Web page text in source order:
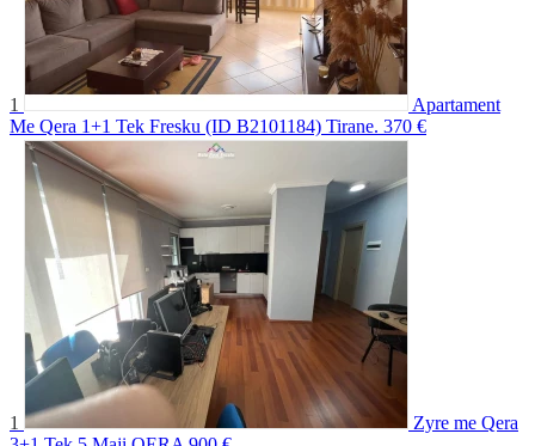
1
Apartament
Me Qera 1+1 Tek Fresku (ID B2101184) Tirane. 370 €
1
Zyre me Qera